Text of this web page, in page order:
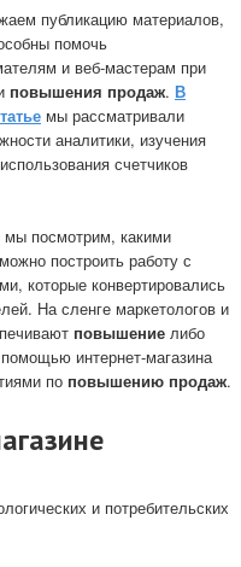
публикацию материалов,
помочь
и веб-мастерам при
повышения продаж. В
мы рассматривали
аналитики, изучения
счетчиков
посмотрим, какими
построить работу с
которые конвертировались
На сленге маркетологов и
повышение либо
интернет-магазина
по повышению продаж.
и потребительских